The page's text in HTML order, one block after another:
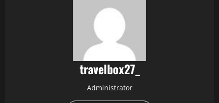
travelbox27_
Administrator